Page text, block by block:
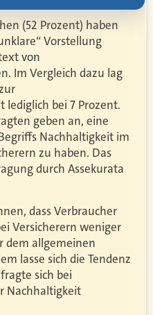
(52 Prozent) haben
Vorstellung
von
Im Vergleich dazu lag
lediglich bei 7 Prozent.
geben an, eine
Nachhaltigkeit im
zu haben. Das
durch Assekurata
dass Verbraucher
Versicherern weniger
dem allgemeinen
lasse sich die Tendenz
sich bei
Nachhaltigkeit